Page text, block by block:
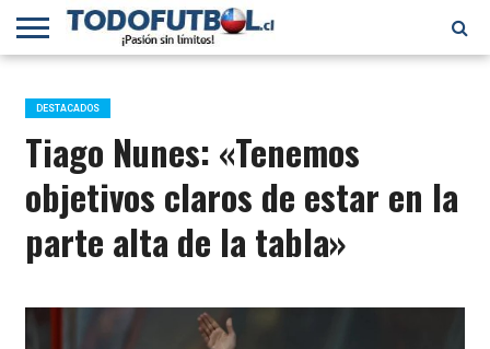
PRIMERA
B
SELECCIÓN
CHILENA
CHILENOS
EN EL
MUNDO
FÚTBOL
INTERNACIONAL
DESTACADOS
Tiago Nunes: «Tenemos
objetivos claros de estar en la
parte alta de la tabla»